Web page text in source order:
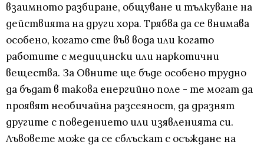
взаимното разбиране, общуване и тълкуване на
действията на други хора. Трябва да се внимава
особено, когато сте във вода или когато
работите с медицински или наркотични
вещества. За Овните ще бъде особено трудно
да бъдат в такова енергийно поле - те могат да
проявят необичайна разсеяност, да дразнят
другите с поведението или изявленията си.
Лъвовете може да се сблъскат с осъждане на